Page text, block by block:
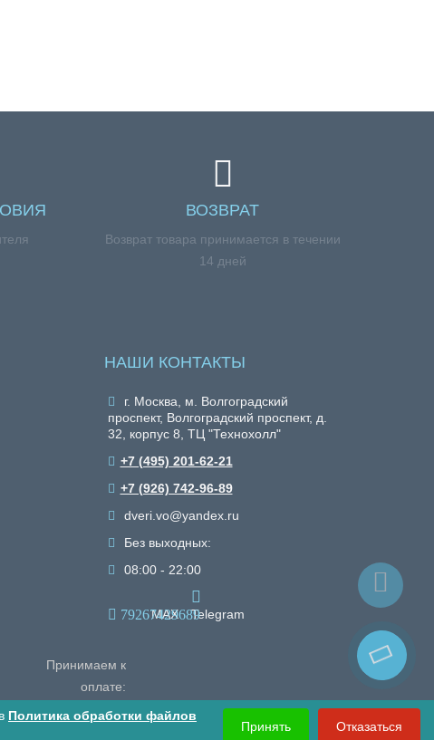
ВОЗВРАТ
Возврат товара принимается в течении
14 дней
НАШИ КОНТАКТЫ
г. Москва, м. Волгоградский
проспект, Волгоградский проспект, д.
32, корпус 8, ТЦ "Технохолл"
+7 (495) 201-62-21
+7 (926) 742-96-89
dveri.vo@yandex.ru
Без выходных:
08:00 - 22:00
79267429689
MAX Telegram
Принимаем к
оплате:
0
Политика обработки файлов
Принять Отказаться